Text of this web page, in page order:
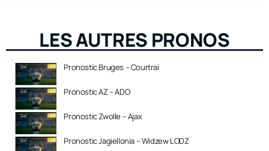
LES AUTRES PRONOS
Pronostic Bruges – Courtrai
Pronostic AZ – ADO
Pronostic Zwolle – Ajax
Pronostic Jagiellonia – Widzew LODZ